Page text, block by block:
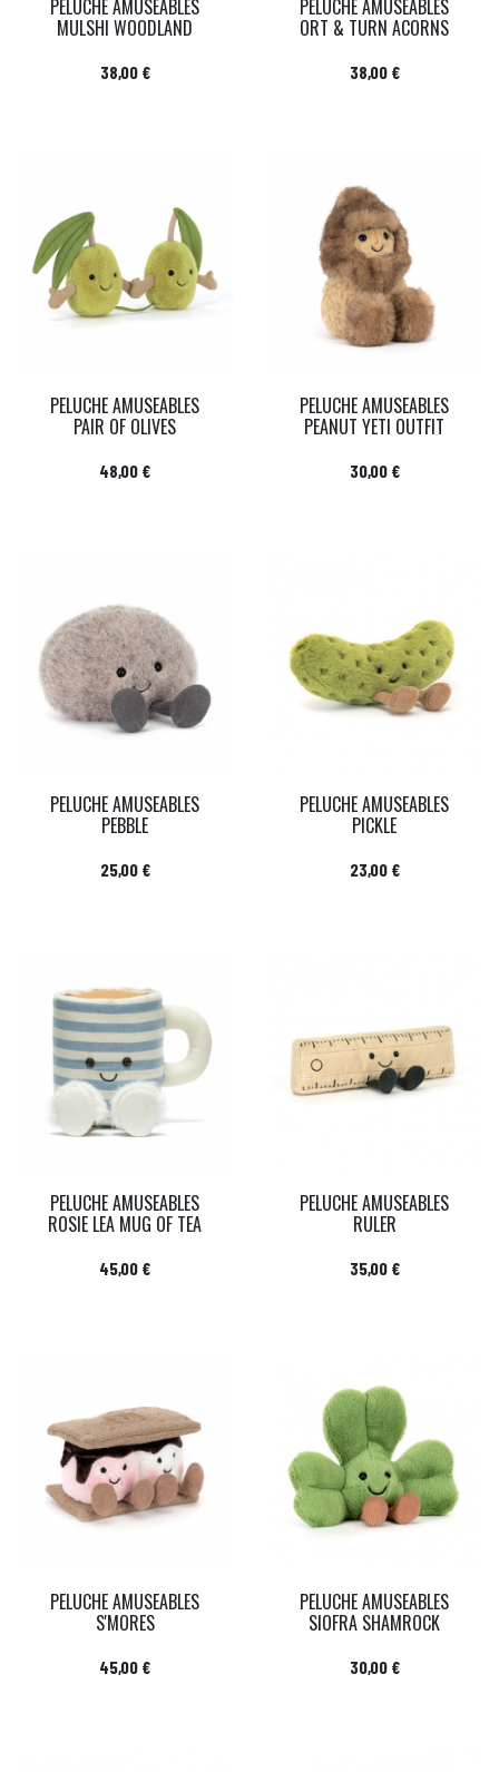
PELUCHE AMUSEABLES
MULSHI WOODLAND
Prix
38,00 €
PELUCHE AMUSEABLES
ORT & TURN ACORNS
Prix
38,00 €
PELUCHE AMUSEABLES
PAIR OF OLIVES
Prix
48,00 €
PELUCHE AMUSEABLES
PEANUT YETI OUTFIT
Prix
30,00 €
PELUCHE AMUSEABLES
PEBBLE
Prix
25,00 €
PELUCHE AMUSEABLES
PICKLE
Prix
23,00 €
PELUCHE AMUSEABLES
ROSIE LEA MUG OF TEA
Prix
45,00 €
PELUCHE AMUSEABLES
RULER
Prix
35,00 €
PELUCHE AMUSEABLES
S'MORES
Prix
45,00 €
PELUCHE AMUSEABLES
SIOFRA SHAMROCK
Prix
30,00 €